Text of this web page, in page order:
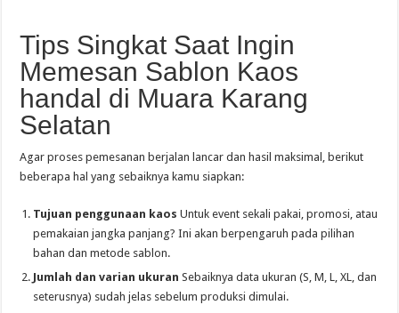
Tips Singkat Saat Ingin
Memesan Sablon Kaos
handal di Muara Karang
Selatan
Agar proses pemesanan berjalan lancar dan hasil maksimal, berikut
beberapa hal yang sebaiknya kamu siapkan:
Tujuan penggunaan kaos Untuk event sekali pakai, promosi, atau
pemakaian jangka panjang? Ini akan berpengaruh pada pilihan
bahan dan metode sablon.
Jumlah dan varian ukuran Sebaiknya data ukuran (S, M, L, XL, dan
seterusnya) sudah jelas sebelum produksi dimulai.